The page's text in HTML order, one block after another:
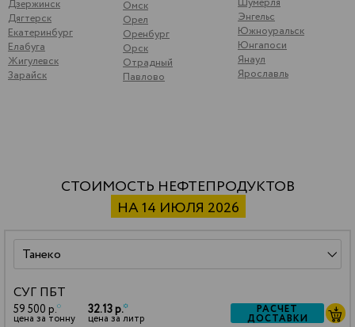
Дзержинск
Дягтерск
Екатеринбург
Елабуга
Жигулевск
Зарайск
Омск
Орел
Оренбург
Орск
Отрадный
Павлово
Энгельс
Южноуральск
Юнгапоси
Янаул
Ярославль
СТОИМОСТЬ НЕФТЕПРОДУКТОВ
НА 14 ИЮЛЯ 2026
СУГ ПБТ
59 500 р.*
цена за тонну
32.13 р.*
цена за литр
РАСЧЕТ
ДОСТАВКИ